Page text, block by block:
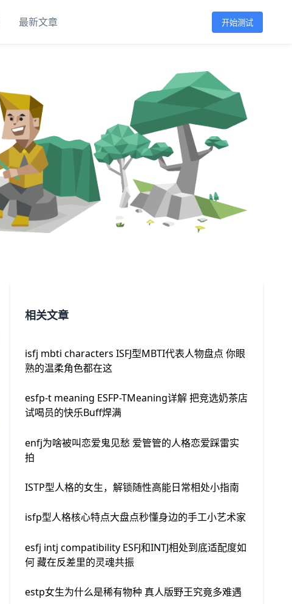
最新文章 开始测试
相关文章
isfj mbti characters ISFJ型MBTI代表人物盘点 你眼
熟的温柔角色都在这
esfp-t meaning ESFP-TMeaning详解 把竞选奶茶店
试喝员的快乐Buff焊满
enfj为啥被叫恋爱鬼见愁 爱管管的人格恋爱踩雷实
拍
ISTP型人格的女生，解锁随性高能日常相处小指南
isfp型人格核心特点大盘点秒懂身边的手工小艺术家
esfj intj compatibility ESFJ和INTJ相处到底适配度如
何 藏在反差里的灵魂共振
estp女生为什么是稀有物种 真人版野王究竟多难遇